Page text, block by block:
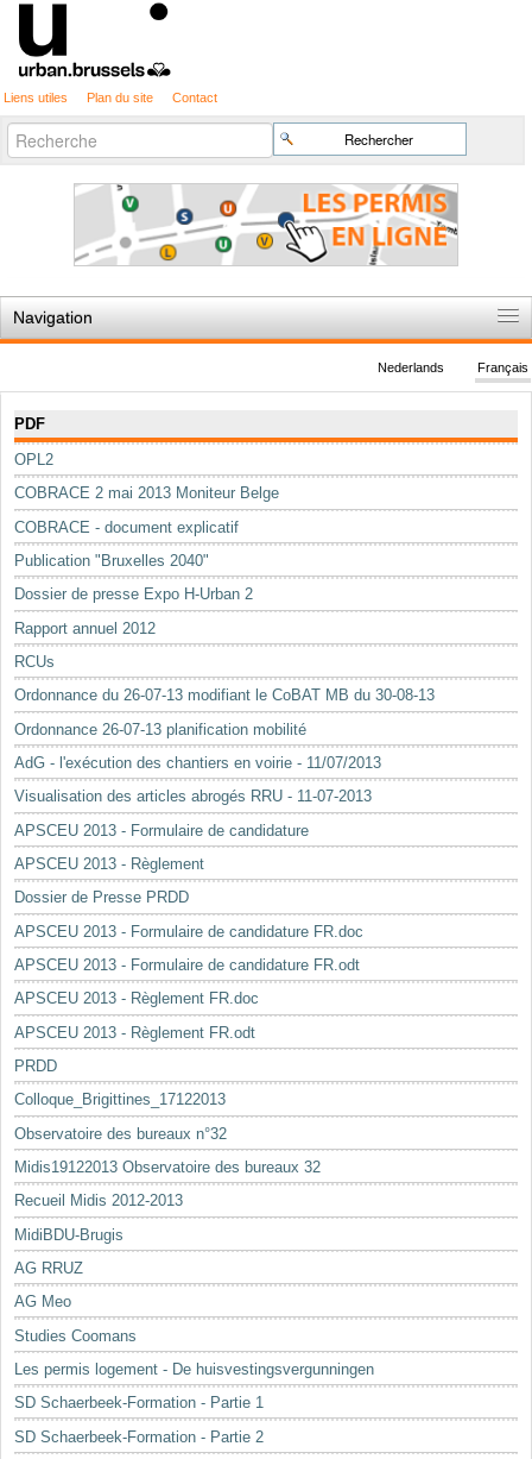
Liens utiles Plan du site Contact
Chercher par
Recherche
avancée…
Navigation
Règles du jeu
Permis d'urbanisme
Cartographie
Etudes et publications
Mots-clés
Renseignements urbanistiques
Français
Nederlands
PDF
OPL2
COBRACE 2 mai 2013 Moniteur Belge
COBRACE - document explicatif
Publication "Bruxelles 2040"
Dossier de presse Expo H-Urban 2
Rapport annuel 2012
RCUs
Ordonnance du 26-07-13 modifiant le CoBAT MB du 30-08-13
Ordonnance 26-07-13 planification mobilité
AdG - l'exécution des chantiers en voirie - 11/07/2013
Visualisation des articles abrogés RRU - 11-07-2013
APSCEU 2013 - Formulaire de candidature
APSCEU 2013 - Règlement
Dossier de Presse PRDD
APSCEU 2013 - Formulaire de candidature FR.doc
APSCEU 2013 - Formulaire de candidature FR.odt
APSCEU 2013 - Règlement FR.doc
APSCEU 2013 - Règlement FR.odt
PRDD
Colloque_Brigittines_17122013
Observatoire des bureaux n°32
Midis19122013 Observatoire des bureaux 32
Recueil Midis 2012-2013
MidiBDU-Brugis
AG RRUZ
AG Meo
Studies Coomans
Les permis logement - De huisvestingsvergunningen
SD Schaerbeek-Formation - Partie 1
SD Schaerbeek-Formation - Partie 2